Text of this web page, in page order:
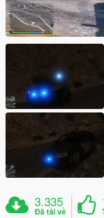
3.335
Đã tải về